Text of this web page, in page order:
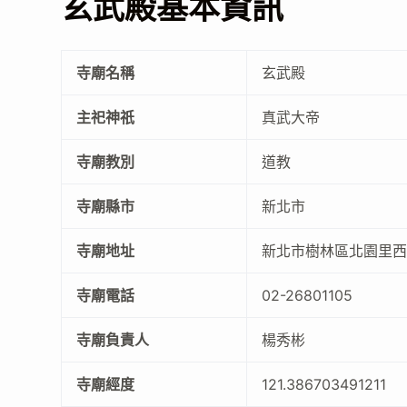
寺廟名稱 玄武殿
主祀神祇 真武大帝
寺廟教別 道教
寺廟縣市 新北市
寺廟地址 新北市樹林區北園里
寺廟電話 02-26801105
寺廟負責人 楊秀彬
寺廟經度 121.386703491211